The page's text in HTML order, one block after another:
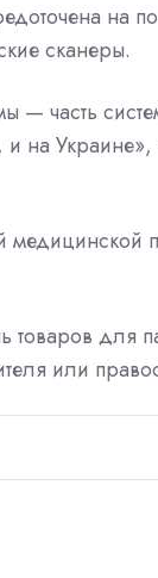
на
сканеры.
— часть
на
товаров для
или